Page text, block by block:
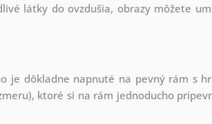
látky do ovzdušia, obrazy môžete
je dôkladne napnuté na pevný rám s
ktoré si na rám jednoducho